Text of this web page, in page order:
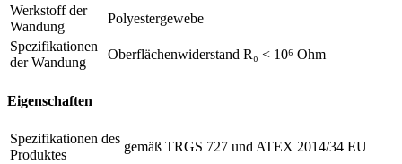
Werkstoff der
Wandung
Polyestergewebe
Spezifikationen
der Wandung
Oberflächenwiderstand R₀ < 10⁶ Ohm
Eigenschaften
Spezifikationen des
Produktes
gemäß TRGS 727 und ATEX 2014/34 EU